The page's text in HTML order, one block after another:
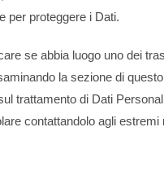
per proteggere i Dati.
se abbia luogo uno dei
la sezione di
trattamento di Dati
contattandolo agli estremi